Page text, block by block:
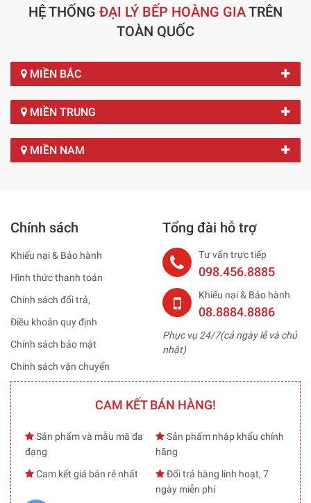
HỆ THỐNG ĐẠI LÝ BẾP HOÀNG GIATRÊN
TOÀN QUỐC
MIỀN BẮC
MIỀN TRUNG
MIỀN NAM
Chính sách
Khiếu nại & Bảo hành
Hình thức thanh toán
Chính sách đổi trả,
Điều khoản quy định
Chính sách bảo mật
Chính sách vận chuyển
Tổng đài hỗ trợ
Tư vấn trực tiếp
098.456.8885
Khiếu nại & Bảo hành
08.8884.8886
Phục vụ 24/7(cả ngày lễ và chủ
nhật)
CAM KẾT BÁN HÀNG!
Sản phẩm và mẫu mã đa
đạng
Sản phẩm nhập khẩu chính
hãng
Cam kết giá bán rẻ nhất
Đổi trả hàng linh hoạt, 7
ngày miễn phí